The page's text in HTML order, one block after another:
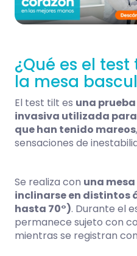
¿Qué es el
la mesa
El test tilt es una
invasiva utilizada
que han tenido mareos
sensaciones de
Se realiza con una
inclinarse en distintos
hasta 70°). Durante el
permanece sujeto con
mientras se registran